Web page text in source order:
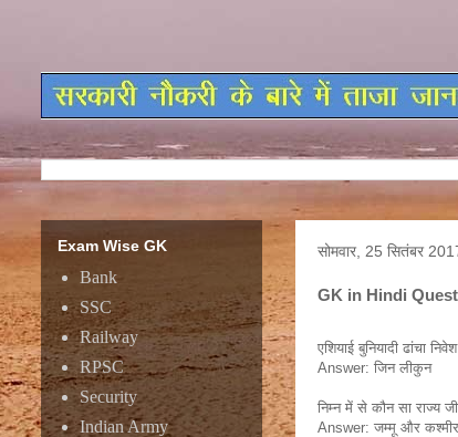
सोमवार, 25 सितंबर
GK in Hindi
एशियाई बुनियादी ढांचा
Answer: जिन लीकुन
निम्न में से कौन सा राज्य
Answer: जम्मू और कश्मीर
Exam Wise GK
Bank
SSC
Railway
RPSC
Security
Indian Army